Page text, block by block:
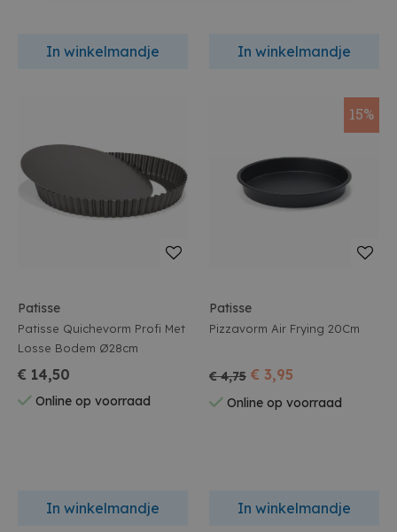
In winkelmandje In winkelmandje
Patisse
Patisse Quichevorm Profi Met
Losse Bodem Ø28cm
€ 14,50
Online op voorraad
In winkelmandje
15%
Patisse
Pizzavorm Air Frying 20Cm
€ 4,75 € 3,95
Online op voorraad
In winkelmandje